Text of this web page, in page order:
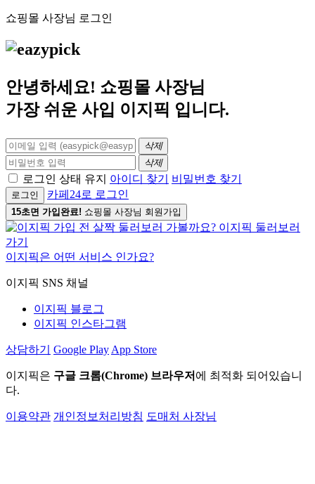
쇼핑몰 사장님 로그인
안녕하세요! 쇼핑몰 사장님
가장 쉬운 사입 이지픽 입니다.
삭제
삭제
로그인 상태 유지 아이디 찾기 비밀번호 찾기
로그인 카페24로 로그인
15초면 가입완료! 쇼핑몰 사장님 회원가입
이지픽은 어떤 서비스 인가요?
이지픽 SNS 채널
이지픽 블로그
이지픽 인스타그램
상담하기 Google Play App Store
이지픽은 구글 크롬(Chrome) 브라우저 에 최적화 되어있습니
다.
이용약관 개인정보처리방침 도매처 사장님